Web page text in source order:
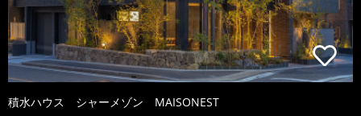
積水ハウス シャーメゾン MAISONEST